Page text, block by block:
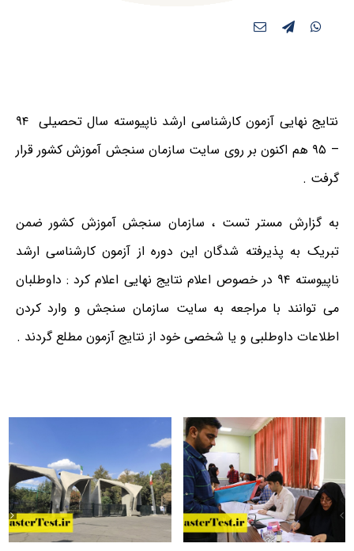
نتایج نهایی آزمون کارشناسی ارشد ناپیوسته سال تحصیلی ۹۴
– ۹۵ هم اکنون بر روی سایت سازمان سنجش آموزش کشور قرار
گرفت .
به گزارش مستر تست ، سازمان سنجش آموزش کشور ضمن
تبریک به پذیرفته شدگان این دوره از آزمون کارشناسی ارشد
ناپیوسته ۹۴ در خصوص اعلام نتایج نهایی اعلام کرد : داوطلبان
می توانند با مراجعه به سایت سازمان سنجش و وارد کردن
اطلاعات داوطلبی و یا شخصی خود از نتایج آزمون مطلع گردند .